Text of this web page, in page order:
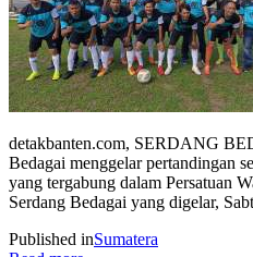
detakbanten.com, SERDANG
Bedagai menggelar pertandingan
yang tergabung dalam Persatuan
Serdang Bedagai yang digelar,
Published inSumatera